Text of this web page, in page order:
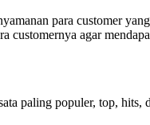
para customer
customernya agar
paling populer, top, hits,